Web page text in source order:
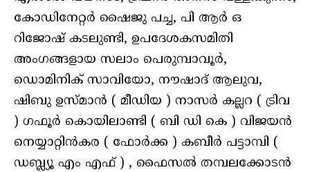
കോഡിനേറ്റർ ഷൈജു പച്ച, പി ആർ ഒ
റിജോഷ് കടലുണ്ടി, ഉപദേശകസമിതി
അംഗങ്ങളായ സലാം പെരുമ്പാവൂർ,
ഡൊമിനിക് സാവിയോ, നൗഷാദ് ആലുവ,
ഷിബു ഉസ്മാൻ ( മീഡിയ ) നാസർ കല്ലറ ( ട്രിവ
) ഗഫൂർ കൊയിലാണ്ടി ( ബി ഡി കെ ) വിജയൻ
നെയ്യാറ്റിൻകര ( ഫോർക്ക ) കബീർ പട്ടാമ്പി (
ഡബ്ല്യൂ എം എഫ് ) , ഫൈസൽ തമ്പലക്കോടൻ